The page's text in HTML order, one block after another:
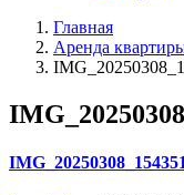
Главная
Аренда
IMG_20250308_154351